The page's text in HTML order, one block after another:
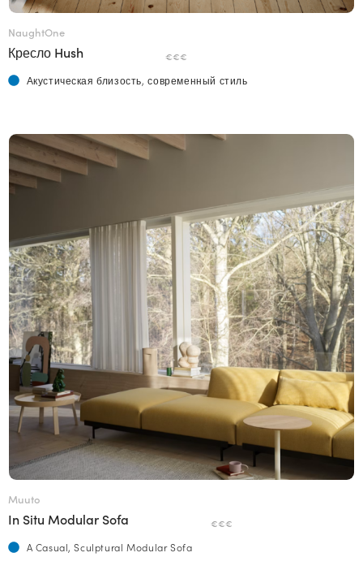
NaughtOne
Кресло Hush €€€
Акустическая близость, современный стиль
Muuto
In Situ Modular Sofa €€€
A Casual, Sculptural Modular Sofa